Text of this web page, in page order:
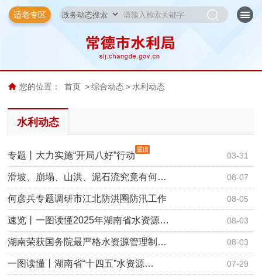
适老专区
您的位置： 首页 > 综合动态 > 水利动态
水利动态
03-31
专题丨大力实施“开局八好”行动
08-07
滑坡、崩塌、山洪、泥石流究竟有何…
08-05
何彦兵专题调研市江北防洪圈防汛工作
08-03
速览丨一图读懂2025年湖南省水资源…
08-03
湖南荣获国务院最严格水资源管理制…
07-29
一图读懂丨湖南省“十四五”水资源…